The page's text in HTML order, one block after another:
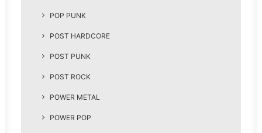
POP PUNK
POST HARDCORE
POST PUNK
POST ROCK
POWER METAL
POWER POP